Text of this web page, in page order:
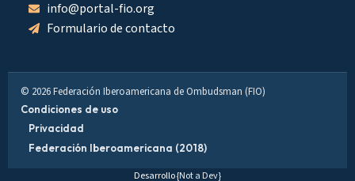
info@portal-fio.org
Formulario de contacto
© 2026 Federación Iberoamericana de Ombudsman (FIO)
Condiciones de uso
Privacidad
Federación Iberoamericana (2018)
Desarrollo{Not a Dev}